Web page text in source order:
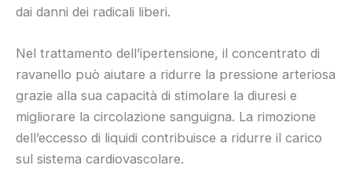
dai danni dei radicali liberi.
Nel trattamento dell’ipertensione, il concentrato di
ravanello può aiutare a ridurre la pressione arteriosa
grazie alla sua capacità di stimolare la diuresi e
migliorare la circolazione sanguigna. La rimozione
dell’eccesso di liquidi contribuisce a ridurre il carico
sul sistema cardiovascolare.